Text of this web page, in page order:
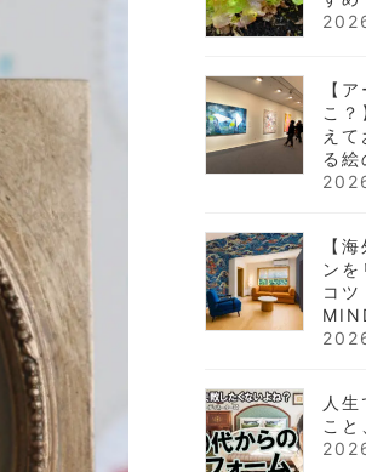
【
こ
え
る絵
【
ンを
コツ
人
こと